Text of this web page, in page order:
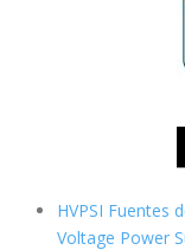
HVPSI Fuentes
Voltage Power